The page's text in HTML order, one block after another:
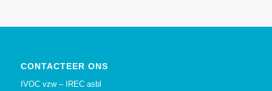
CONTACTEER ONS
IVOC vzw – IREC asbl